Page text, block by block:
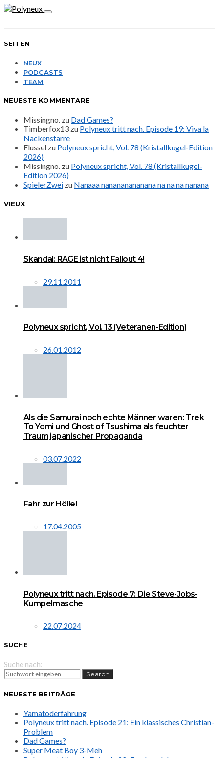
SEITEN
NEUX
PODCASTS
TEAM
NEUESTE KOMMENTARE
Missingno. zu Dad Games?
Timberfox13 zu Polyneux tritt nach. Episode 19: Viva la
Nackenstarre
Flussel zu Polyneux spricht, Vol. 78 (Kristallkugel-Edition
2026)
Missingno. zu Polyneux spricht, Vol. 78 (Kristallkugel-
Edition 2026)
SpielerZwei zu Nanaaa nanananananana na na na nanana
VIEUX
Skandal: RAGE ist nicht Fallout 4!
29.11.2011
Polyneux spricht, Vol. 13 (Veteranen-Edition)
26.01.2012
Als die Samurai noch echte Männer waren: Trek
To Yomi und Ghost of Tsushima als feuchter
Traum japanischer Propaganda
03.07.2022
Fahr zur Hölle!
17.04.2005
Polyneux tritt nach. Episode 7: Die Steve-Jobs-
Kumpelmasche
22.07.2024
SUCHE
Suche nach:
Search
NEUESTE BEITRÄGE
Yamatoderfahrung
Polyneux tritt nach. Episode 21: Ein klassisches Christian-
Problem
Dad Games?
Super Meat Boy 3-Meh